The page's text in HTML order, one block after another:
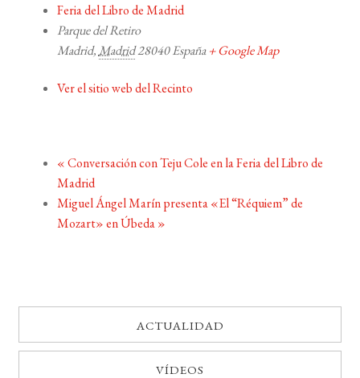
Feria del Libro de Madrid
Parque del Retiro
Madrid,Madrid28040 España + Google Map
Ver el sitio web del Recinto
«Conversación con Teju Cole en la Feria del Libro de
Madrid
Miguel Ángel Marín presenta «El “Réquiem” de
Mozart» en Úbeda»
ACTUALIDAD
VÍDEOS